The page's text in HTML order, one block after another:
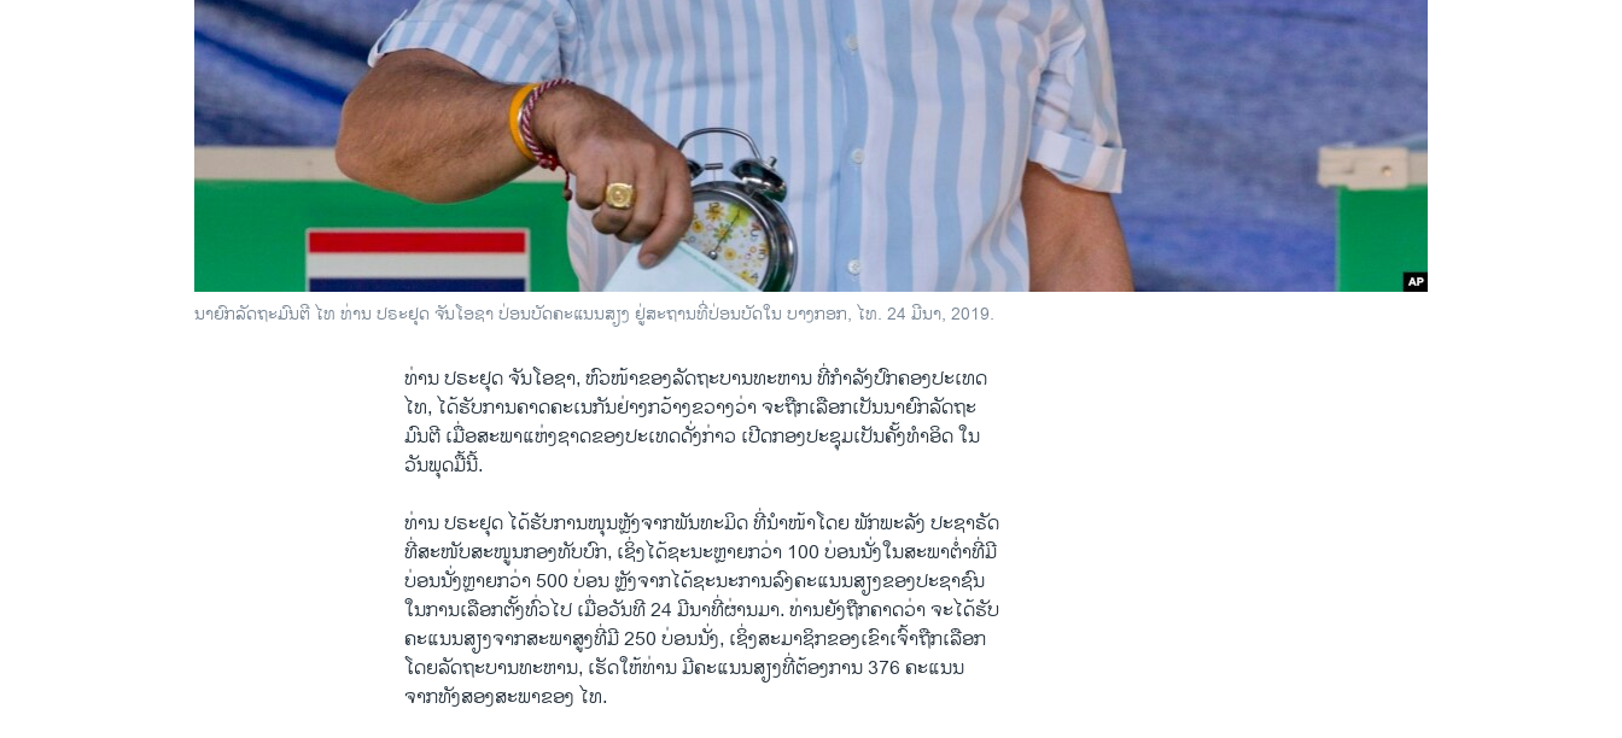
ນາ​ຍົກ​ລັດ​ຖະ​ມົນ​ຕີ ໄທ ທ່ານ ປ​ຣະ​ຢຸດ ຈັນ​ໂອ​ຊາ ປ່ອນ​ບັດ​ຄະ​ແນນ​ສຽງ ຢູ່ສະ​ຖານ​ທີ່​ປ່ອນ​ບັດ​ໃນ​ ບາງກອກ, ໄທ. 24 ມີ​ນາ, 2019.
ທ່ານ ປ​ຣະ​ຢຸດ ຈັນໂອ​ຊາ, ຫົວ​ໜ້າ​ຂອງ​ລັດ​ຖະ​ບານ​ທະ​ຫານ ​ທີ່​ກຳ​ລັງ​ປົກ​ຄອງ​ປະ​ເທດ
ໄທ, ໄດ້ຮັບການຄາດຄະເນກັນຢ່າງກວ້າງຂວາງວ່າ ຈະຖືກເລືອກເປັນນາຍົກລັດຖະ
ມົນຕີ ເມື່ອສະພາແຫ່ງຊາດຂອງປະເທດດັ່ງກ່າວ ເປີດກອງປະຊຸມເປັນຄັ້ງທຳອິດ ໃນ
ວັນພຸດມື້ນີ້.
ທ່ານ ປ​ຣະ​ຢຸດ ໄດ້​ຮັບ​ການໜຸນ​ຫຼັງ​ຈາກພັນ​ທະ​ມິດ​ ທີ່​ນຳ​ໜ້າ​ໂດຍ ​ພັກພະ​ລັງ ປະ​ຊາ​ຣັດ
ທີ່ສະໜັບສະໜູນກອງທັບບົກ, ເຊິ່ງໄດ້ຊະນະຫຼາຍກວ່າ 100 ບ່ອນນັ່ງໃນສະພາຕ່ຳທີ່ມີ
ບ່ອນນັ່ງຫຼາຍກວ່າ 500 ບ່ອນ ຫຼັງຈາກໄດ້ຊະນະການລົງຄະແນນສຽງຂອງປະຊາຊົນ
ໃນການເລືອກຕັ້ງທົ່ວໄປ ເມື່ອວັນທີ 24 ມີນາທີ່ຜ່ານມາ. ທ່ານຍັງຖືກຄາດວ່າ ຈະໄດ້ຮັບ
ຄະແນນສຽງຈາກສະພາສູງທີ່ມີ 250 ບ່ອນນັ່ງ, ເຊິ່ງສະມາຊິກຂອງເຂົາເຈົ້າຖືກເລືອກ
ໂດຍລັດຖະບານທະຫານ, ເຮັດໃຫ້ທ່ານ ມີຄະແນນສຽງທີ່ຕ້ອງການ 376 ຄະແນນ
ຈາກທັງສອງສະພາຂອງ ໄທ.